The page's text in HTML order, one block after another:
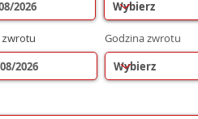
i
d
e
i
d
Godzina zwrotu